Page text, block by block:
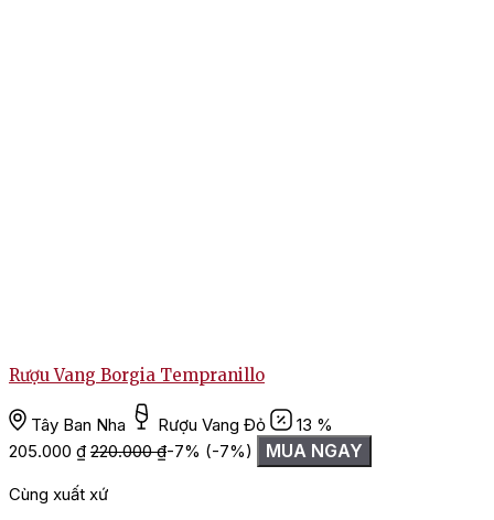
Rượu Vang Borgia Tempranillo
Tây Ban Nha Rượu Vang Đỏ
13 %
205.000 ₫ 220.000₫-7% (-7%) MUA NGAY
Cùng xuất xứ